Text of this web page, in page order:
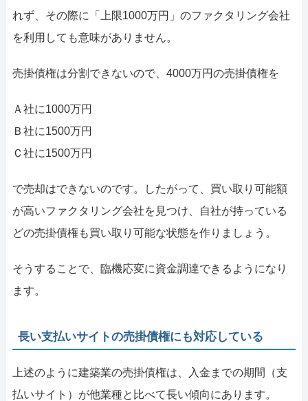
れず、その際に「上限1000万円」のファクタリング会社
を利用しても意味がありません。
売掛債権は分割できないので、4000万円の売掛債権を
Ａ社に1000万円
Ｂ社に1500万円
Ｃ社に1500万円
で売却はできないのです。したがって、買い取り可能額
が高いファクタリング会社を見つけ、自社が持っている
どの売掛債権も買い取り可能な状態を作りましょう。
そうすることで、臨機応変に資金調達できるようになり
ます。
長い支払いサイトの売掛債権にも対応している
上述のように建築業の売掛債権は、入金までの期間（支
払いサイト）が他業種と比べて長い傾向にあります。